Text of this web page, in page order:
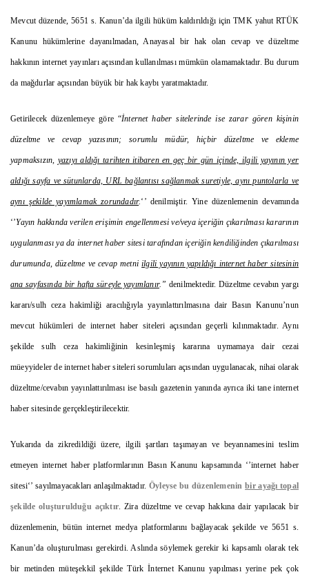
Mevcut düzende, 5651 s. Kanun’da ilgili hüküm kaldırıldığı için TMK yahut RTÜK
Kanunu hükümlerine dayanılmadan, Anayasal bir hak olan cevap ve düzeltme
hakkının internet yayınları açısından kullanılması mümkün olamamaktadır. Bu durum
da mağdurlar açısından büyük bir hak kaybı yaratmaktadır.
Getirilecek düzenlemeye göre “İnternet haber sitelerinde ise zarar gören kişinin
düzeltme ve cevap yazısının; sorumlu müdür, hiçbir düzeltme ve ekleme
yapmaksızın, yazıyı aldığı tarihten itibaren en geç bir gün içinde, ilgili yayının yer
aldığı sayfa ve sütunlarda, URL bağlantısı sağlanmak suretiyle, aynı puntolarla ve
aynı şekilde yayımlamak zorundadır.‘’ denilmiştir. Yine düzenlemenin devamında
‘’Yayın hakkında verilen erişimin engellenmesi ve/veya içeriğin çıkarılması kararının
uygulanması ya da internet haber sitesi tarafından içeriğin kendiliğinden çıkarılması
durumunda, düzeltme ve cevap metniilgili yayının yapıldığı internet haber sitesinin
ana sayfasında bir hafta süreyle yayımlanır.” denilmektedir. Düzeltme cevabın yargı
kararı/sulh ceza hakimliği aracılığıyla yayınlattırılmasına dair Basın Kanunu’nun
mevcut hükümleri de internet haber siteleri açısından geçerli kılınmaktadır. Aynı
şekilde sulh ceza hakimliğinin kesinleşmiş kararına uymamaya dair cezai
müeyyideler de internet haber siteleri sorumluları açısından uygulanacak, nihai olarak
düzeltme/cevabın yayınlattırılması ise basılı gazetenin yanında ayrıca iki tane internet
haber sitesinde gerçekleştirilecektir.
Yukarıda da zikredildiği üzere, ilgili şartları taşımayan ve beyannamesini teslim
etmeyen internet haber platformlarının Basın Kanunu kapsamında ‘’internet haber
sitesi‘’ sayılmayacakları anlaşılmaktadır. Öyleyse bu düzenlemeninbir ayağı topal
şekilde oluşturulduğu açıktır. Zira düzeltme ve cevap hakkına dair yapılacak bir
düzenlemenin, bütün internet medya platformlarını bağlayacak şekilde ve 5651 s.
Kanun’da oluşturulması gerekirdi. Aslında söylemek gerekir ki kapsamlı olarak tek
bir metinden müteşekkil şekilde Türk İnternet Kanunu yapılması yerine pek çok